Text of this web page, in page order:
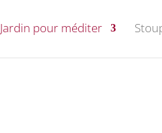
Jardin pour méditer